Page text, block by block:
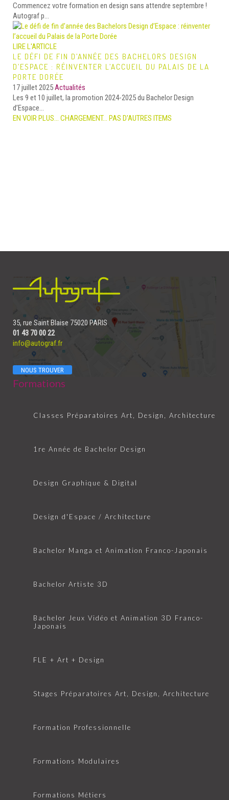
Commencez votre formation en design sans attendre septembre !
Autograf p...
LIRE L'ARTICLE
LE DÉFI DE FIN D’ANNÉE DES BACHELORS DESIGN
D’ESPACE : RÉINVENTER L’ACCUEIL DU PALAIS DE LA
PORTE DORÉE
17 juillet 2025Actualités
Les 9 et 10 juillet, la promotion 2024-2025 du Bachelor Design
d’Espace...
EN VOIR PLUS… CHARGEMENT... PAS D'AUTRES ITEMS
35, rue Saint Blaise 75020 PARIS
01 43 70 00 22
info@autograf.fr
NOUS TROUVER
Formations
Classes Préparatoires Art, Design, Architecture
1re Année de Bachelor Design
Design Graphique & Digital
Design d'Espace / Architecture
Bachelor Manga et Animation Franco-Japonais
Bachelor Artiste 3D
Bachelor Jeux Vidéo et Animation 3D Franco-
Japonais
FLE + Art + Design
Stages Préparatoires Art, Design, Architecture
Formation Professionnelle
Formations Modulaires
Formations Métiers